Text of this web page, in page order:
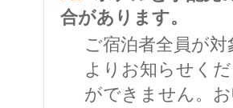
合があります。
ご宿泊者全員が
よりお知らせく
ができません。